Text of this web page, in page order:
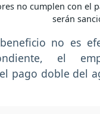
no cumplen con el
serán
no es
el
pago doble del